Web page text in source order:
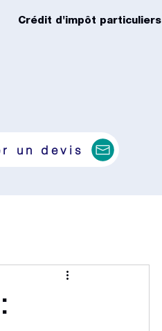
Crédit d'impôt particuliers
un devis